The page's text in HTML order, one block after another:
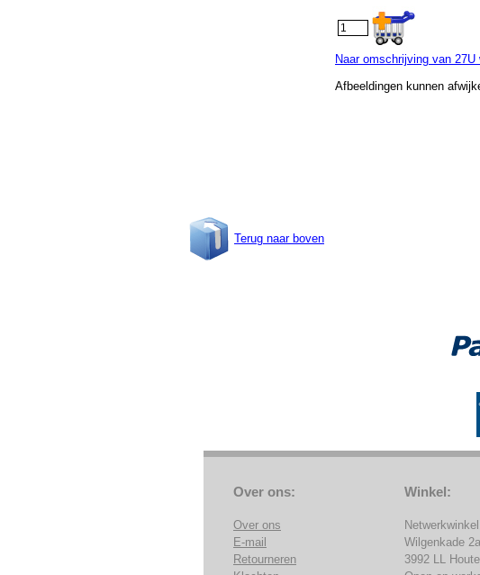
Naar omschrijving van
Afbeeldingen kunnen
Terug naar boven
Over ons:
Over ons
E-mail
Retourneren
Winkel:
Wilgenkade 2a
3992 LL